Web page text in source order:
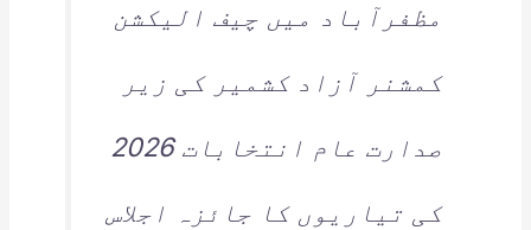
مظفرآباد میں چیف الیکشن
کمشنر آزاد کشمیر کی زیر
صدارت عام انتخابات 2026
کی تیاریوں کا جائزہ اجلاس